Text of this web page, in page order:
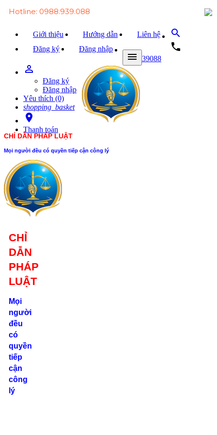
Hotline: 0988.939.088
Giới thiệu Hướng dẫn
Liên hệ
Đăng ký
Đăng nhập
search
local_phone
0988939088
person_outline
Đăng ký
Đăng nhập
Yêu thích (0)
shopping_basket
room
Thanh toán
menu
CHỈ DẪN PHÁP LUẬT
Mọi người đều có quyền tiếp cận công lý
CHỈ
DẪN
PHÁP
LUẬT
Mọi
người
đều
có
quyền
tiếp
cận
công
lý
Trang chủ
Văn bản Luật
Văn bản Đảng
Tài liệu
Hỏi - đáp
Trao đổi
Tin tức
Liên hệ
Số 24/2B
Đường Võ
Oanh, P. 25, Q.
Bình Thạnh, Tp.
Hồ Chí Minh
0862.000.639